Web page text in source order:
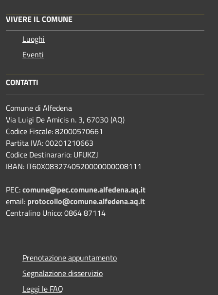
VIVERE IL COMUNE
Luoghi
Eventi
CONTATTI
Comune di Alfedena
Via Luigi De Amicis n. 3, 67030 (AQ)
Codice Fiscale: 82000570661
Partita IVA: 00201210663
Codice Destinarario: UFUKZJ
IBAN: IT60X0832740520000000008111
PEC:comune@pec.comune.alfedena.aq.it
email: protocollo@comune.alfedena.aq.it
Centralino Unico: 0864 87114
Prenotazione appuntamento
Segnalazione disservizio
Leggi le FAQ